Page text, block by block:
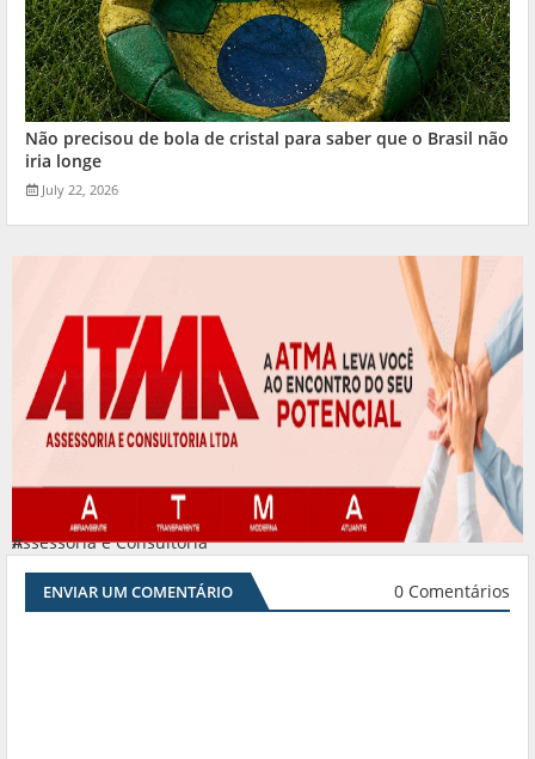
Não precisou de bola de cristal para saber que o Brasil não
iria longe
July 22, 2026
Assessoria e Consultoria
#
ENVIAR UM COMENTÁRIO 0 Comentários